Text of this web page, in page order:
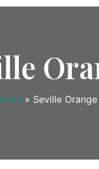
» Seville Orange